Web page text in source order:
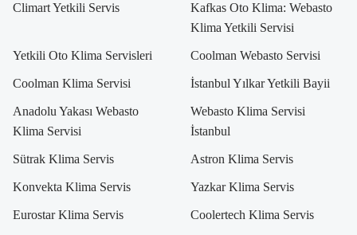
Climart Yetkili Servis
Kafkas Oto Klima: Webasto
Klima Yetkili Servisi
Yetkili Oto Klima Servisleri Coolman Webasto Servisi
Coolman Klima Servisi İstanbul Yılkar Yetkili Bayii
Anadolu Yakası Webasto
Klima Servisi
Webasto Klima Servisi
İstanbul
Sütrak Klima Servis Astron Klima Servis
Konvekta Klima Servis Yazkar Klima Servis
Eurostar Klima Servis Coolertech Klima Servis